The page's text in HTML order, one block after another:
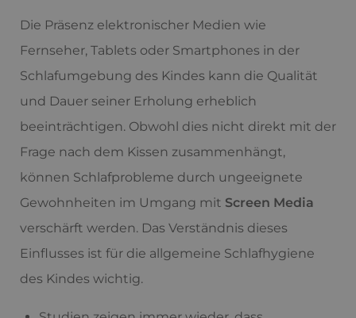
Die Präsenz elektronischer Medien wie
Fernseher, Tablets oder Smartphones in der
Schlafumgebung des Kindes kann die Qualität
und Dauer seiner Erholung erheblich
beeinträchtigen. Obwohl dies nicht direkt mit der
Frage nach dem Kissen zusammenhängt,
können Schlafprobleme durch ungeeignete
Gewohnheiten im Umgang mit Screen Media
verschärft werden. Das Verständnis dieses
Einflusses ist für die allgemeine Schlafhygiene
des Kindes wichtig.